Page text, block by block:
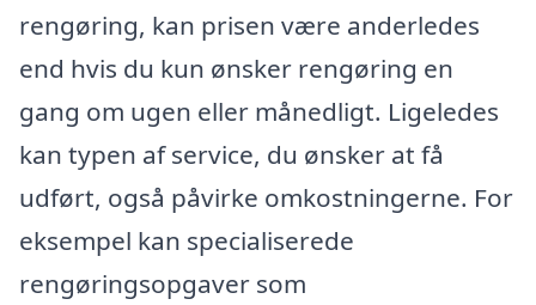
rengøring, kan prisen være anderledes
end hvis du kun ønsker rengøring en
gang om ugen eller månedligt. Ligeledes
kan typen af service, du ønsker at få
udført, også påvirke omkostningerne. For
eksempel kan specialiserede
rengøringsopgaver som